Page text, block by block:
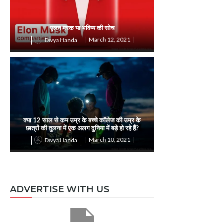
एलन मस्क या भविष्य की सोच
Divya Handa March 12, 2021
क्या 12 साल से कम उम्र के बच्चे कॉलेज की उम्र के
छात्रों की तुलना में एक अलग दुनिया में बड़े हो रहे हैं?
Divya Handa March 10, 2021
ADVERTISE WITH US